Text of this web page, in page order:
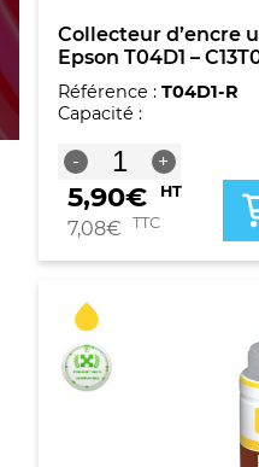
Collecteur d’encre
Epson T04D1 –
Référence : T04D1-R
Capacité :
-
quantité
de
Collecteur
d'encre
compatible
T04D1
-
C13T04D100
+
5,90€ HT
7,08€ TTC